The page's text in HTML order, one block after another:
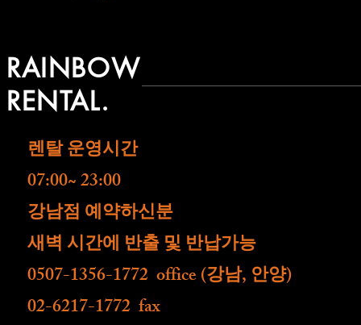
RAINBOW
RENTAL.
렌탈 운영시간
07:00~ 23:00
​강남점 예약하신분
새벽 시간에 반출 및 반납가능
0507-1356-1772 office (강남, 안양)
02-6217-1772 fax